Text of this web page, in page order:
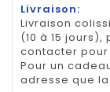
Livraison:
Livraison
(10 à 15
contacter
Pour un
adresse que